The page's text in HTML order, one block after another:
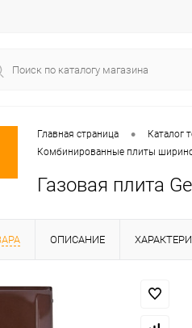
Главная страница • Каталог
Комбинированные плиты
Газовая плита
ОПИСАНИЕ